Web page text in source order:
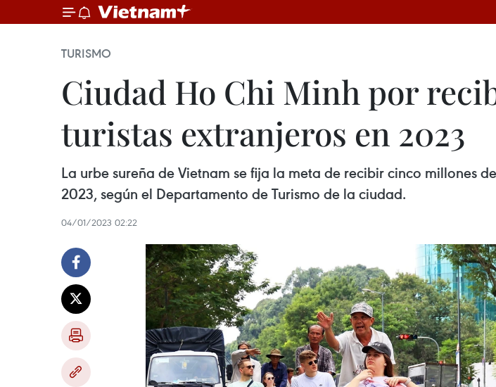
TURISMO
Ciudad Ho Chi Minh por
turistas extranjeros en 2023
La urbe sureña de Vietnam se fija la meta de recibir cinco millones
2023, según el Departamento de Turismo de la ciudad.
04/01/2023 02:22